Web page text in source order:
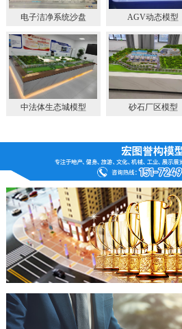
电子洁净系统沙盘 AGV动态模型
中法体生态城模型 砂石厂区模型